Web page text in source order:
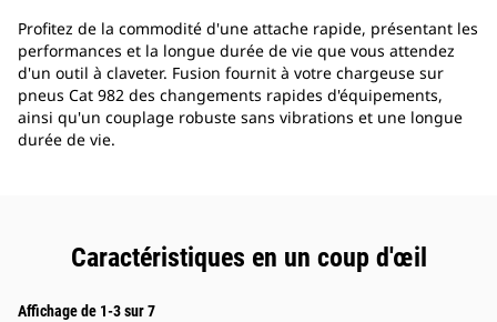
Profitez de la commodité d'une attache rapide, présentant les
performances et la longue durée de vie que vous attendez
d'un outil à claveter. Fusion fournit à votre chargeuse sur
pneus Cat 982 des changements rapides d'équipements,
ainsi qu'un couplage robuste sans vibrations et une longue
durée de vie.
Caractéristiques en un coup d'œil
Affichage de 1-3 sur 7